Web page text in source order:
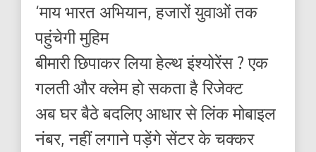
‘माय भारत अभियान, हजारों युवाओं तक
पहुंचेगी मुहिम
बीमारी छिपाकर लिया हेल्थ इंश्योरेंस ? एक
गलती और क्लेम हो सकता है रिजेक्ट
अब घर बैठे बदलिए आधार से लिंक मोबाइल
नंबर, नहीं लगाने पड़ेंगे सेंटर के चक्कर